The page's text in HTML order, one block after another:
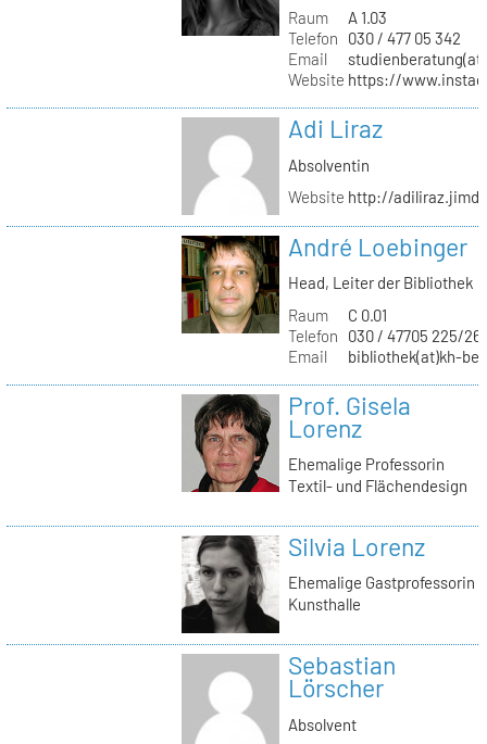
Raum
A 1.03
Telefon
030 / 477 05 342
Email
Website https://
Adi Liraz
Absolventin
Website http://
André Loebinger
Head, Leiter der Bibliothek
Raum
C 0.01
Telefon
030 / 47705 225/
Email
bibliothek(at)kh-
Prof. Gisela
Lorenz
Ehemalige Professorin
Textil- und Flächendesign
Silvia Lorenz
Ehemalige Gastprofessorin
Kunsthalle
Sebastian
Lörscher
Absolvent